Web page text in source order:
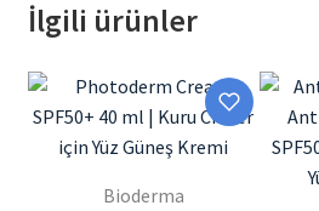
İlgili ürünler
Bioderma